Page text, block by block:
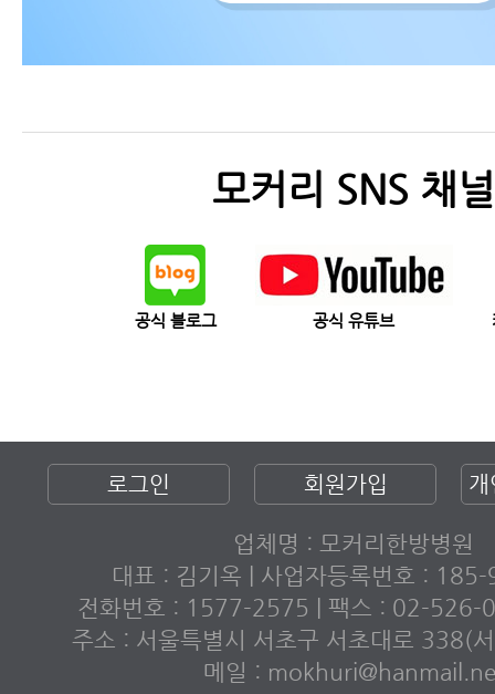
모커리 SNS 채널
공식 블로그 공식 유튜브
로그인 회원가입 개
업체명 : 모커리한방병원
대표 : 김기옥 | 사업자등록번호 :
전화번호 : 1577-2575 | 팩스 : 02-526-
주소 : 서울특별시 서초구 서초대로 338(
메일 :